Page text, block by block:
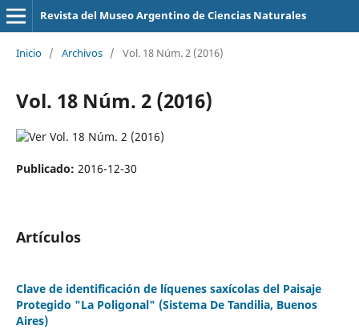
Revista del Museo Argentino de Ciencias Naturales
Inicio / Archivos / Vol. 18 Núm. 2 (2016)
Vol. 18 Núm. 2 (2016)
Publicado: 2016-12-30
Artículos
Clave de identificación de líquenes saxícolas del Paisaje
Protegido "La Poligonal" (Sistema De Tandilia, Buenos
Aires)